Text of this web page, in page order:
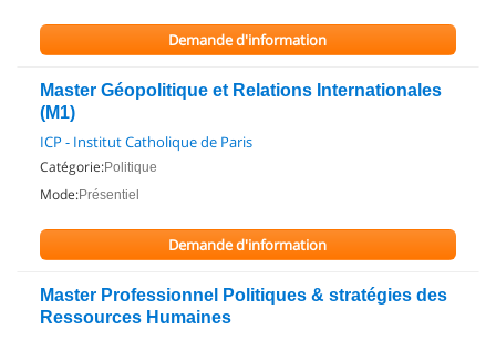
Demande d'information
Master Géopolitique et Relations Internationales
(M1)
ICP - Institut Catholique de Paris
Catégorie:Politique
Mode:Présentiel
Demande d'information
Master Professionnel Politiques & stratégies des
Ressources Humaines